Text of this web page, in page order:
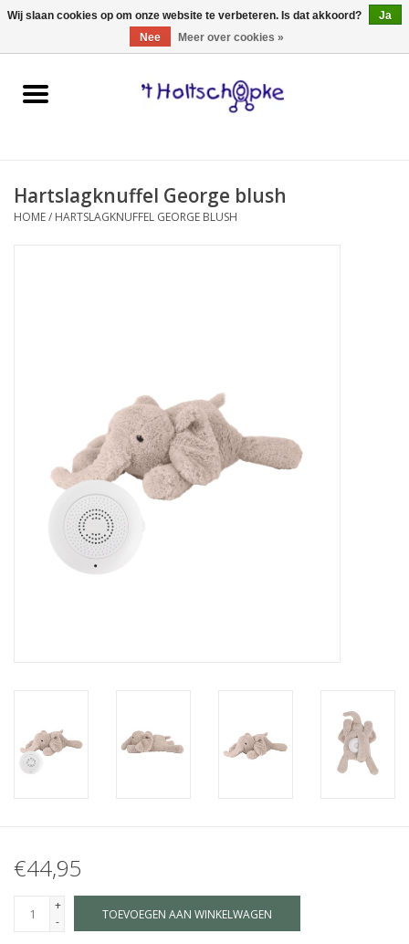
0 Artikelen - €0,00
Home
spellen
eten & drinken
Hartslagknuffel George blush
HOME/ HARTSLAGKNUFFEL GEORGE BLUSH
€44,95
+
-
TOEVOEGEN AAN WINKELWAGEN
Wij slaan cookies op om onze website te verbeteren. Is dat akkoord?
Ja
Nee
Meer over cookies »